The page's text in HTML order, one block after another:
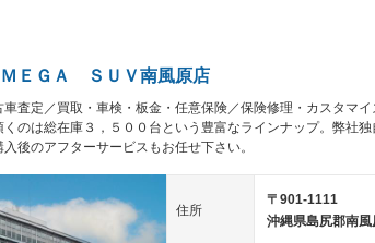
コントロール
100V電源
－ 展示・試乗車 電動格納ミラー
はCDチェンジャー／ミュージック
シャ
－ 革シート
－ HID(キセノンライト) － ポータブルナビ
－ エアロ
3列シート
－ チップアップシート オットマン
ＥＧＡ ＳＵＶ南風原店
査定／買取・車検・板金・任意保険／保険修理・カスタマ
のは総在庫３，５００台という豊富なラインナップ。弊社
後のアフターサービスもお任せ下さい。
住所
〒901-1111
沖縄県島尻郡南風